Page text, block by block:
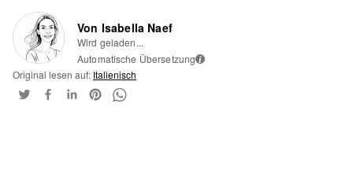
Von Isabella Naef
Wird geladen...
Automatische Übersetzung i
Original lesen auf: Italienisch